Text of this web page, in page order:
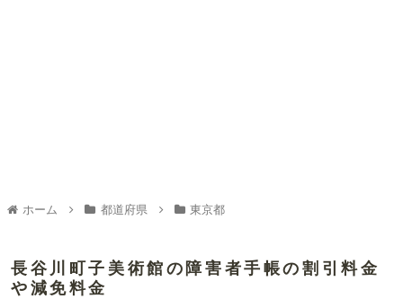
ホーム 都道府県 東京都
長谷川町子美術館の障害者手帳の割引料金
や減免料金